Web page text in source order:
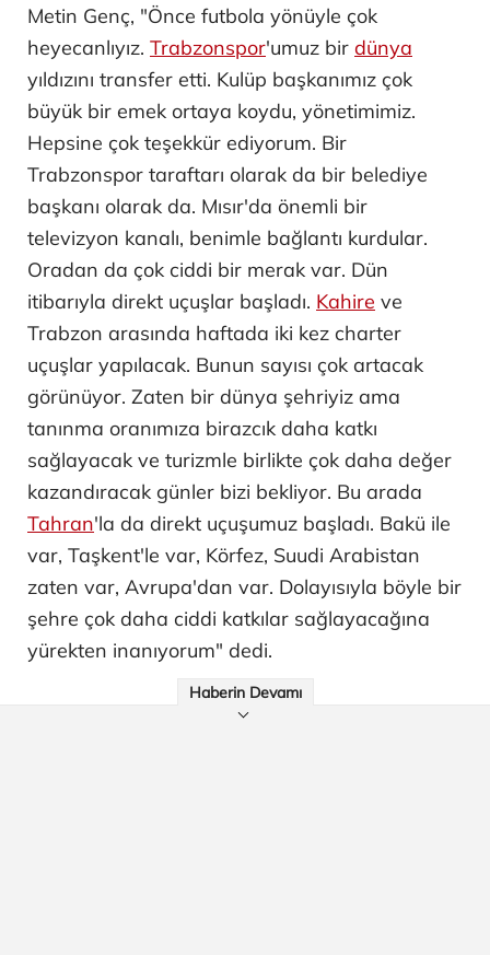
Metin Genç, "Önce futbola yönüyle çok
heyecanlıyız. Trabzonspor'umuz bir dünya
yıldızını transfer etti. Kulüp başkanımız çok
büyük bir emek ortaya koydu, yönetimimiz.
Hepsine çok teşekkür ediyorum. Bir
Trabzonspor taraftarı olarak da bir belediye
başkanı olarak da. Mısır'da önemli bir
televizyon kanalı, benimle bağlantı kurdular.
Oradan da çok ciddi bir merak var. Dün
itibarıyla direkt uçuşlar başladı. Kahire ve
Trabzon arasında haftada iki kez charter
uçuşlar yapılacak. Bunun sayısı çok artacak
görünüyor. Zaten bir dünya şehriyiz ama
tanınma oranımıza birazcık daha katkı
sağlayacak ve turizmle birlikte çok daha değer
kazandıracak günler bizi bekliyor. Bu arada
Tahran'la da direkt uçuşumuz başladı. Bakü ile
var, Taşkent'le var, Körfez, Suudi Arabistan
zaten var, Avrupa'dan var. Dolayısıyla böyle bir
şehre çok daha ciddi katkılar sağlayacağına
yürekten inanıyorum" dedi.
Haberin Devamı